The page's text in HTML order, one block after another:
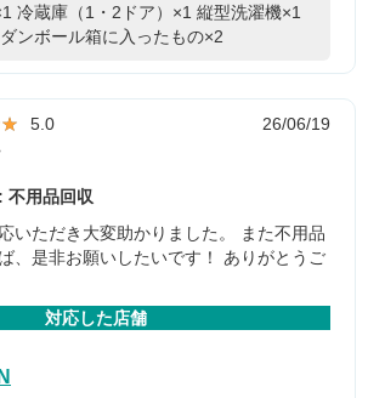
冷蔵庫（1・2ドア）×1 縦型洗濯機×1
ンボール箱に入ったもの×2
5.0
26/06/19
不用品回収
いただき大変助かりました。 また不用品
、是非お願いしたいです！ ありがとうご
対応した店舗